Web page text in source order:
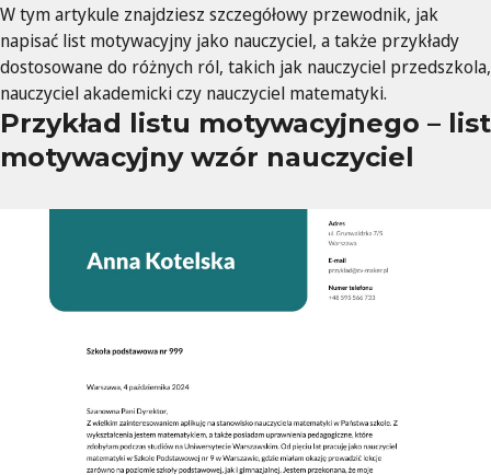
W tym artykule znajdziesz szczegółowy przewodnik, jak
napisać list motywacyjny jako nauczyciel, a także przykłady
dostosowane do różnych ról, takich jak nauczyciel przedszkola,
nauczyciel akademicki czy nauczyciel matematyki.
Przykład listu motywacyjnego – list
motywacyjny wzór nauczyciel